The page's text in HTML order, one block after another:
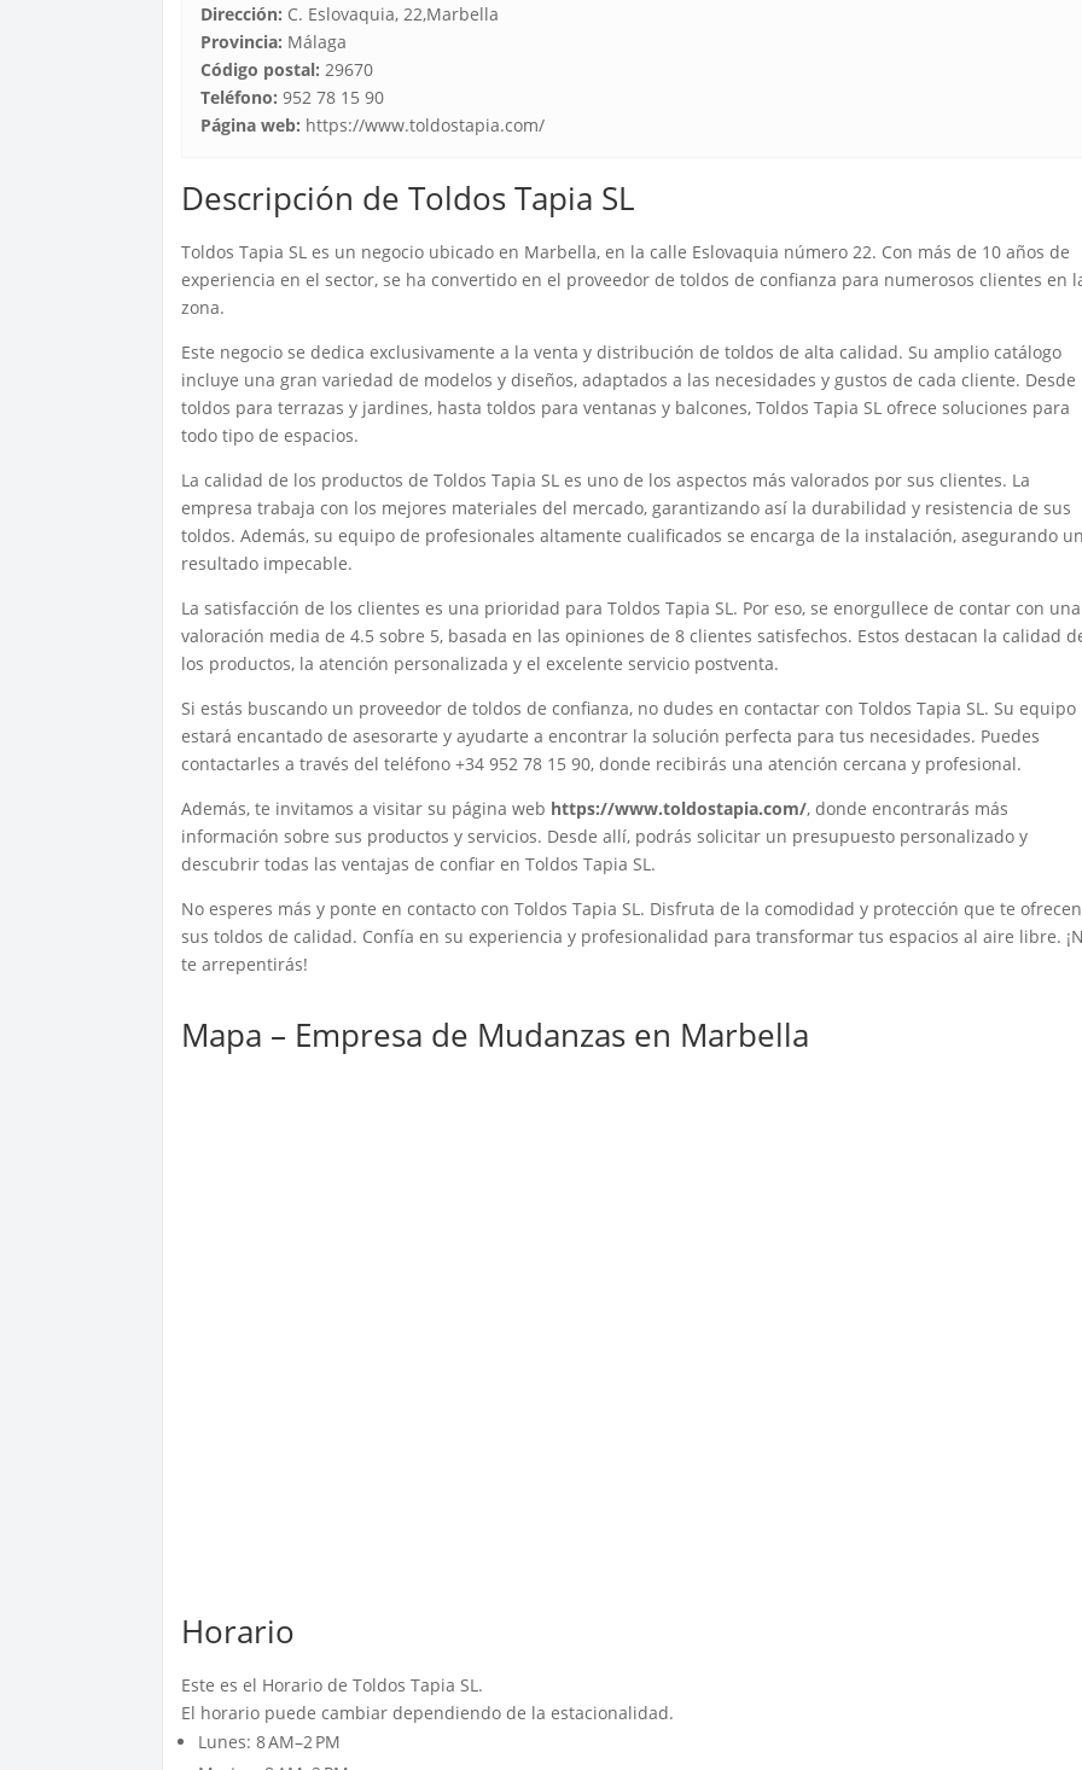
Dirección: C. Eslovaquia, 22,Marbella
Provincia: Málaga
Código postal: 29670
Teléfono: 952 78 15 90
Página web: https://www.toldostapia.com/
Descripción de Toldos Tapia SL
Toldos Tapia SL es un negocio ubicado en Marbella, en la calle Eslovaquia número 22. Con más de 10 años de
experiencia en el sector, se ha convertido en el proveedor de toldos de confianza para numerosos clientes en
zona.
Este negocio se dedica exclusivamente a la venta y distribución de toldos de alta calidad. Su amplio catálogo
incluye una gran variedad de modelos y diseños, adaptados a las necesidades y gustos de cada cliente. Desde
toldos para terrazas y jardines, hasta toldos para ventanas y balcones, Toldos Tapia SL ofrece soluciones para
todo tipo de espacios.
La calidad de los productos de Toldos Tapia SL es uno de los aspectos más valorados por sus clientes. La
empresa trabaja con los mejores materiales del mercado, garantizando así la durabilidad y resistencia de sus
toldos. Además, su equipo de profesionales altamente cualificados se encarga de la instalación, asegurando
resultado impecable.
La satisfacción de los clientes es una prioridad para Toldos Tapia SL. Por eso, se enorgullece de contar con una
valoración media de 4.5 sobre 5, basada en las opiniones de 8 clientes satisfechos. Estos destacan la calidad
los productos, la atención personalizada y el excelente servicio postventa.
Si estás buscando un proveedor de toldos de confianza, no dudes en contactar con Toldos Tapia SL. Su equipo
estará encantado de asesorarte y ayudarte a encontrar la solución perfecta para tus necesidades. Puedes
contactarles a través del teléfono +34 952 78 15 90, donde recibirás una atención cercana y profesional.
Además, te invitamos a visitar su página web https://www.toldostapia.com/, donde encontrarás más
información sobre sus productos y servicios. Desde allí, podrás solicitar un presupuesto personalizado y
descubrir todas las ventajas de confiar en Toldos Tapia SL.
No esperes más y ponte en contacto con Toldos Tapia SL. Disfruta de la comodidad y protección que te ofrecen
sus toldos de calidad. Confía en su experiencia y profesionalidad para transformar tus espacios al aire libre.
te arrepentirás!
Mapa – Empresa de Mudanzas en Marbella
Horario
Este es el Horario de Toldos Tapia SL.
El horario puede cambiar dependiendo de la estacionalidad.
Lunes: 8 AM–2 PM